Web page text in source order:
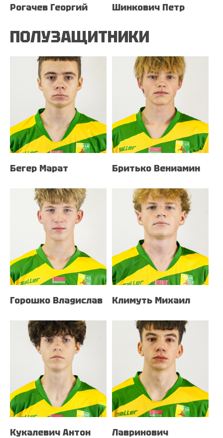
Рогачев Георгий Шинкович Петр
ПОЛУЗАЩИТНИКИ
Бегер Марат Бритько Вениамин
Горошко Владислав Климуть Михаил
Кукалевич Антон
Лавринович